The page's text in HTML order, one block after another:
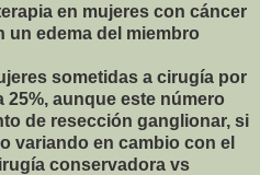
en mujeres con cáncer
un edema del miembro
sometidas a cirugía por
25%, aunque este número
de resección ganglionar, si
variando en cambio con el
conservadora vs